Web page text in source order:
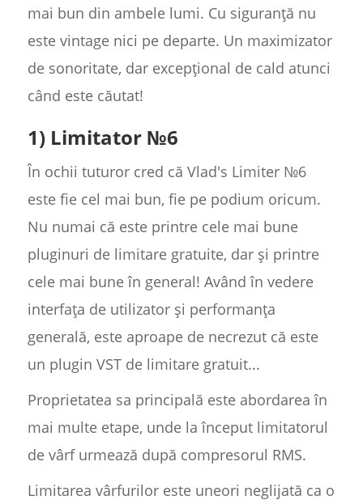
mai bun din ambele lumi. Cu siguranță nu
este vintage nici pe departe. Un maximizator
de sonoritate, dar excepțional de cald atunci
când este căutat!
1) Limitator №6
În ochii tuturor cred că Vlad's Limiter №6
este fie cel mai bun, fie pe podium oricum.
Nu numai că este printre cele mai bune
pluginuri de limitare gratuite, dar și printre
cele mai bune în general! Având în vedere
interfața de utilizator și performanța
generală, este aproape de necrezut că este
un plugin VST de limitare gratuit...
Proprietatea sa principală este abordarea în
mai multe etape, unde la început limitatorul
de vârf urmează după compresorul RMS.
Limitarea vârfurilor este uneori neglijată ca o